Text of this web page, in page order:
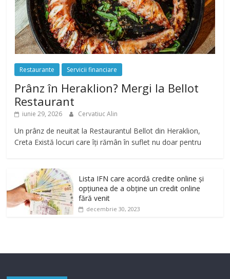
Restaurante Servicii financiare
Prânz în Heraklion? Mergi la Bellot
Restaurant
iunie 29, 2026 Cervatiuc Alin
Un prânz de neuitat la Restaurantul Bellot din Heraklion,
Creta Există locuri care îți rămân în suflet nu doar pentru
Lista IFN care acordă credite online și
opțiunea de a obține un credit online
fără venit
decembrie 30, 2023